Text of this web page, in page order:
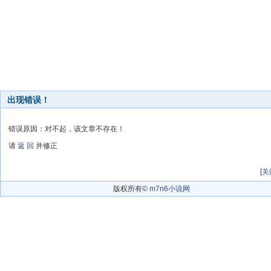
出现错误！
错误原因：对不起，该文章不存在！
请 返 回 并修正
[关
版权所有© m7n6小说网